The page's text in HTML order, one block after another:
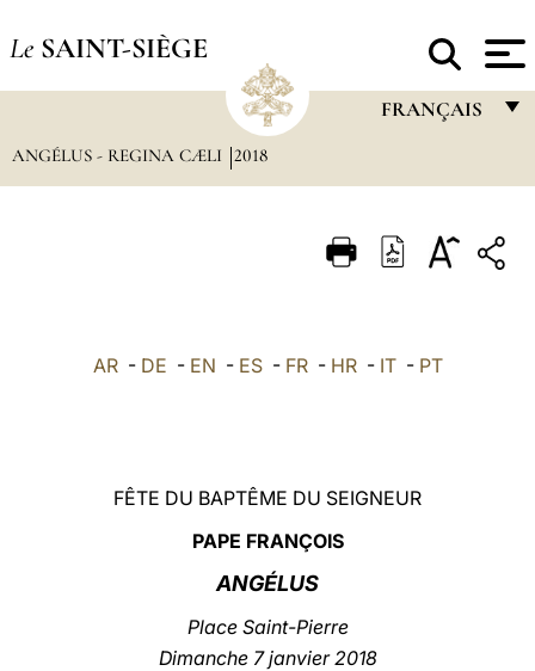
Le SAINT-SIÈGE
FRANÇAIS
ITALIANO
ANGÉLUS - REGINA CÆLI 2018
AR- DE - EN - ES- FR- HR- IT- PT
FÊTE DU BAPTÊME DU SEIGNEUR
PAPE FRANÇOIS
ANGÉLUS
Place Saint-Pierre
Dimanche 7 janvier 2018